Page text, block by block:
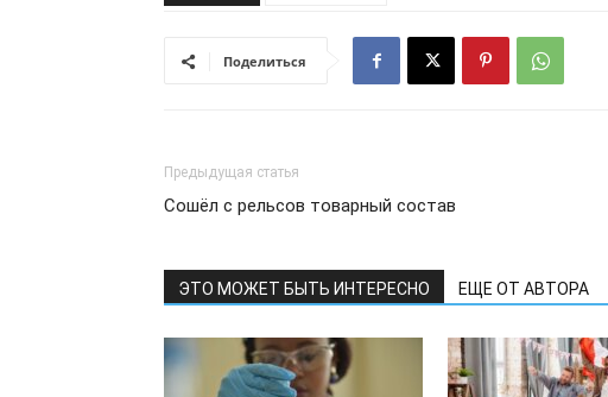
Поделиться
Предыдущая статья
Сошёл с рельсов товарный состав
ЭТО МОЖЕТ БЫТЬ ИНТЕРЕСНО ЕЩЕ ОТ АВТОРА